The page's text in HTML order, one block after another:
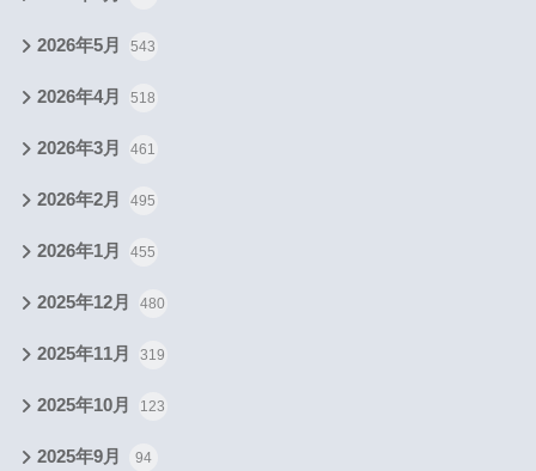
2026年5月 543
2026年4月 518
2026年3月 461
2026年2月 495
2026年1月 455
2025年12月 480
2025年11月 319
2025年10月 123
2025年9月 94